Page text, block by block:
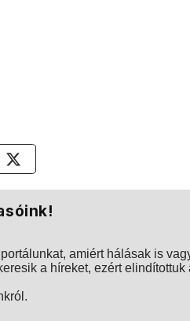
amiért hálásak is
a híreket, ezért elindítottuk